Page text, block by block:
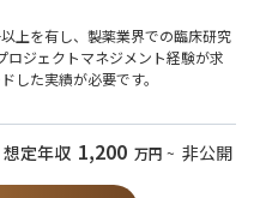
上を有し、製薬業界での臨床研究
ジェクトマネジメント経験が求
した実績が必要です。
横断的かつ戦略的リーダーシッ
ジネス感覚が求められます。個々
る高パフォーマンスなクロスファ
想定年収 1,200 万円 ~ 非公開